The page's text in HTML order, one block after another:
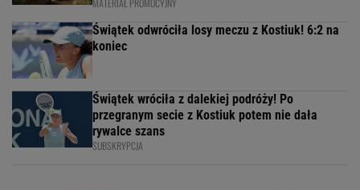
MATERIAŁ PROMOCYJNY
Świątek odwróciła losy meczu z Kostiuk! 6:2 na
koniec
Świątek wróciła z dalekiej podróży! Po
przegranym secie z Kostiuk potem nie dała
rywalce szans
SUBSKRYPCJA